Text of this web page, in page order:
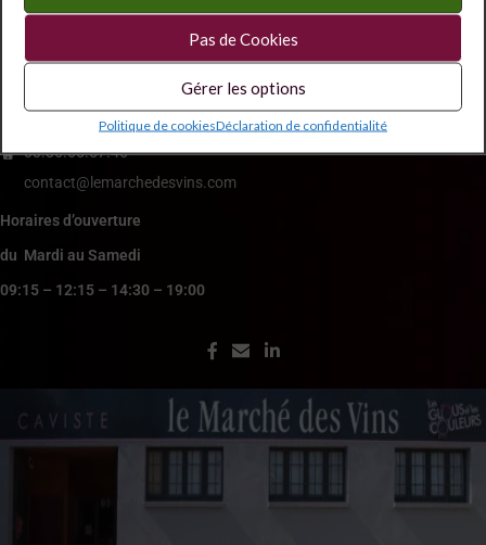
Pas de Cookies
Gérer les options
Politique de cookiesDéclaration de confidentialité
5 Place Boffrand 89100 Sens
03.86.65.57.46
contact@lemarchedesvins.com
Horaires d’ouverture
du Mardi au Samedi
09:15 – 12:15 – 14:30 – 19:00